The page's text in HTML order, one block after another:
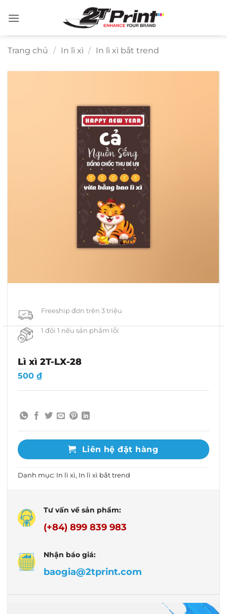
qua
Trang chủ / In lì xì / In lì xì bắt trend
Freeship đơn trên 3 triệu
1 đổi 1 nếu sản phẩm lỗi
Lì xì 2T-LX-28
500 ₫
Liên hệ đặt hàng
Danh mục: In lì xì, In lì xì bắt trend
Tư vấn về sản phẩm:
(+84) 899 839 983
Nhận báo giá:
baogia@2tprint.com